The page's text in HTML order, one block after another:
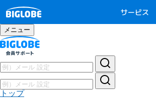
サービス
メニュー
トップ